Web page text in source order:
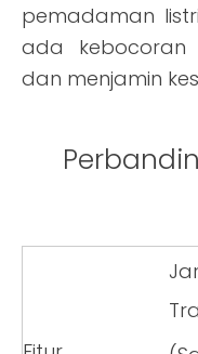
pemadaman
ada kebocoran
dan menjamin